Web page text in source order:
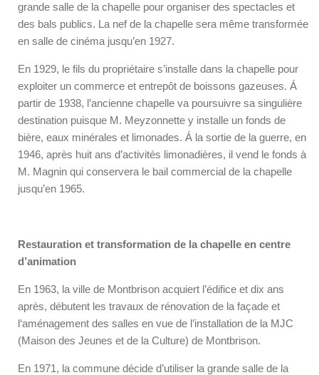
grande salle de la chapelle pour organiser des spectacles et
des bals publics. La nef de la chapelle sera même transformée
en salle de cinéma jusqu’en 1927.
En 1929, le fils du propriétaire s’installe dans la chapelle pour
exploiter un commerce et entrepôt de boissons gazeuses. Á
partir de 1938, l’ancienne chapelle va poursuivre sa singulière
destination puisque M. Meyzonnette y installe un fonds de
bière, eaux minérales et limonades. Á la sortie de la guerre, en
1946, après huit ans d’activités limonadières, il vend le fonds à
M. Magnin qui conservera le bail commercial de la chapelle
jusqu’en 1965.
Restauration et transformation de la chapelle en centre
d’animation
En 1963, la ville de Montbrison acquiert l’édifice et dix ans
après, débutent les travaux de rénovation de la façade et
l‘aménagement des salles en vue de l’installation de la MJC
(Maison des Jeunes et de la Culture) de Montbrison.
En 1971, la commune décide d’utiliser la grande salle de la